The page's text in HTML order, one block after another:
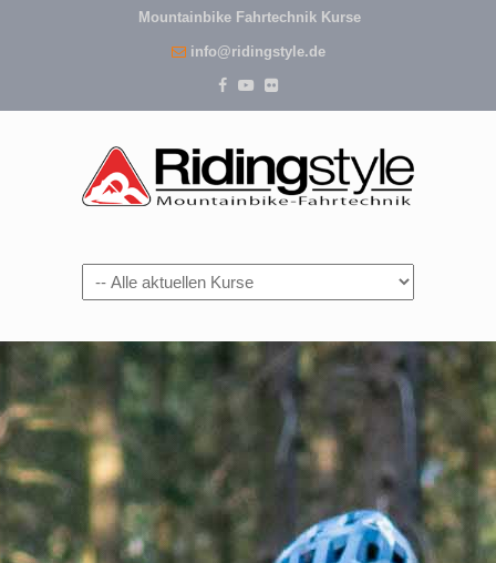
Mountainbike Fahrtechnik Kurse
info@ridingstyle.de
Navigation